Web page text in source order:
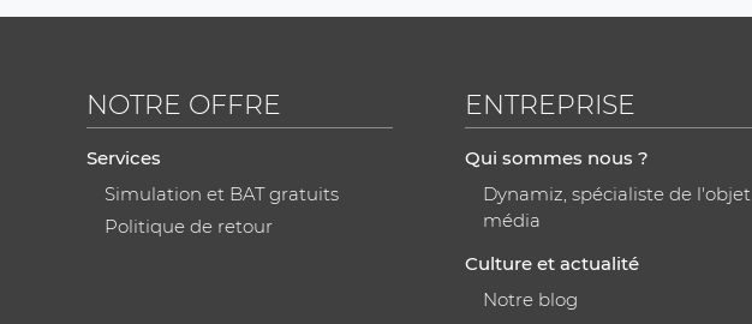
NOTRE OFFRE
Services
Simulation et BAT gratuits
Politique de retour
ENTREPRISE
Qui sommes nous ?
Dynamiz, spécialiste de l'objet
média
Culture et actualité
Notre blog